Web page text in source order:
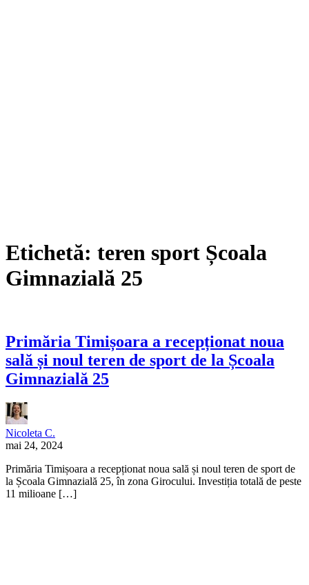
Etichetă: teren sport Școala
Gimnazială 25
Primăria Timișoara a recepționat noua
sală și noul teren de sport de la Școala
Gimnazială 25
Nicoleta C.
mai 24, 2024
Primăria Timișoara a recepționat noua sală și noul teren de sport de
la Școala Gimnazială 25, în zona Girocului. Investiția totală de peste
11 milioane […]